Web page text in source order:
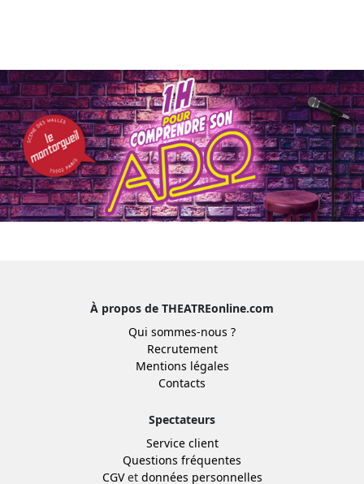
À propos de THEATREonline.com
Qui sommes-nous ?
Recrutement
Mentions légales
Contacts
Spectateurs
Service client
Questions fréquentes
CGVet données personnelles